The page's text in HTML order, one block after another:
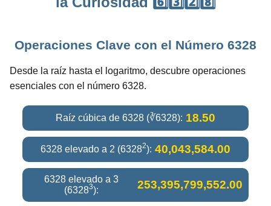
Operaciones Clave con el Número 6328
Desde la raíz hasta el logaritmo, descubre operaciones
esenciales con el número 6328.
Raíz cúbica de 6328 (∛6328): 18.50
6328 elevado a 2 (63282): 40,043,584.00
6328 elevado a 3
(63283): 253,395,799,552.00